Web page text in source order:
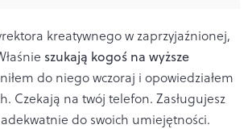
kreatywnego w zaprzyjaźnionej,
szukają kogoś na wyższe
do niego wczoraj i opowiedziałem
Czekają na twój telefon. Zasługujesz
do swoich umiejętności.